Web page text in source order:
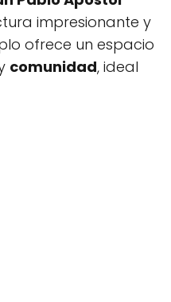
impresionante y
ofrece un espacio
comunidad, ideal